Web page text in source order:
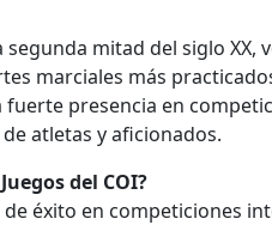
mitad del siglo XX,
marciales más
presencia en
atletas y aficionados.
del COI?
éxito en competiciones